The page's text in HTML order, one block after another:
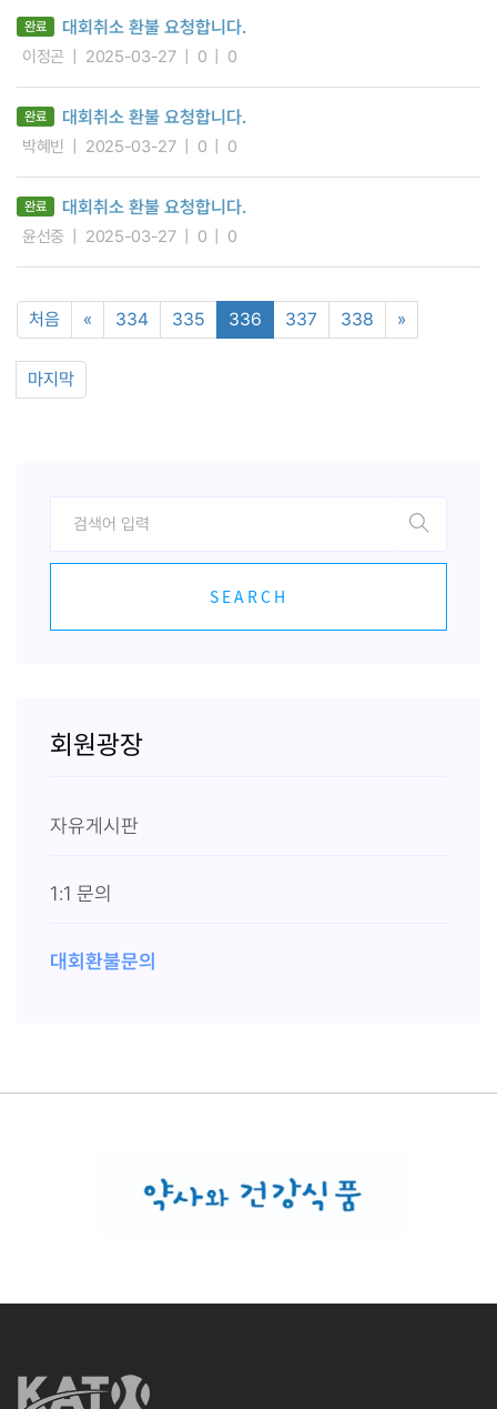
완료 대회취소 환불 요청합니다.
이정곤 2025-03-27 0 0
완료 대회취소 환불 요청합니다.
박혜빈 2025-03-27 0 0
완료 대회취소 환불 요청합니다.
윤선중 2025-03-27 0 0
처음 « 334 335 336 337 338 »
마지막
SEARCH
회원광장
자유게시판
1:1 문의
대회환불문의